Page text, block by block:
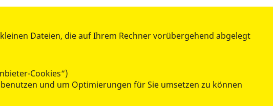
Stellenangebote
Dateien, die auf Ihrem Rechner vorübergehend abgelegt
Cookies“)
und um Optimierungen für Sie umsetzen zu können